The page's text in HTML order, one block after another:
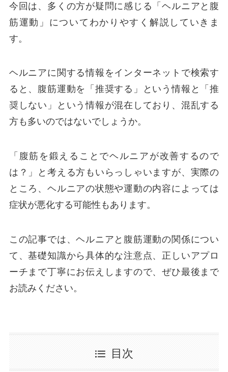
今回は、多くの方が疑問に感じる「ヘルニアと腹
筋運動」についてわかりやすく解説していきま
す。
ヘルニアに関する情報をインターネットで検索す
ると、腹筋運動を「推奨する」という情報と「推
奨しない」という情報が混在しており、混乱する
方も多いのではないでしょうか。
「腹筋を鍛えることでヘルニアが改善するので
は？」と考える方もいらっしゃいますが、実際の
ところ、ヘルニアの状態や運動の内容によっては
症状が悪化する可能性もあります。
この記事では、ヘルニアと腹筋運動の関係につい
て、基礎知識から具体的な注意点、正しいアプロ
ーチまで丁寧にお伝えしますので、ぜひ最後まで
お読みください。
目次